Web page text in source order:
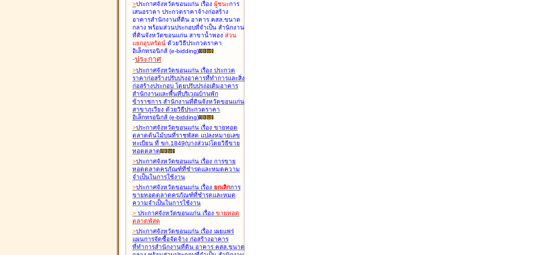
>ประกาศจังหวัดขอนแก่น เรื่อง ผู้ชนะการ
เสนอราคา ประกวดราคาจ้างก่อสร้าง
อาคารสำนักงานที่ดิน อาคาร คสล.ขนาด
กลาง พร้อมส่วนประกอบที่จำเป็น สำนักงาน
ที่ดินจังหวัดขอนแก่น สาขาน้ำพอง ส่วน
แยกอุบลรัตน์ ด้วยวิธีประกวดราคา
อิเล็กทรอนิกส์ (e-bidding)
-ประกาศ
>ประกาศจังหวัดขอนแก่น เรื่อง ประกวด
ราคาก่อสร้างปรับปรุงอาคารที่ทำการและสิ่ง
ก่อสร้างประกอบ โดยปรับปรุง่อเติมอาคาร
สำนักงานและพื้นที่บริเวณบ้านพัก
ข้าราชการ สำนักงานที่ดินจังหวัดขอนแก่น
สาขาภูเวียง ด้วยวิธีประกวดราคา
อิเล็กทรอนิกส์ (e-bidding)
>ประกาศจังหวัดขอนแก่น เรื่อง ขายทอด
ตลาดต้นไม้บนที่ราชพัสดุ แปลงหมายเลข
ทะเบียน ที่ ขก.1849(บางส่วน)โดยวิธีขาย
ทอดตลาด
>ประกาศจังหวัดขอนแก่น เรื่อง การขาย
ทอดตลาดครุภัณฑ์ที่ชำรุดและหมดความ
จำเป็นในการใช้งาน
>ประกาศจังหวัดขอนแก่น เรื่อง ยกเลิกการ
ขายทอดตลาดครุภัณฑ์ที่ชำรุดและหมด
ความจำเป็นในการใช้งาน
> ประกาศจังหวัดขอนแก่น เรื่อง ขายทอด
ตลาดพัสดุ
>ประกาศจังหวัดขอนแก่น เรื่อง เผยแพร่
แผนการจัดซื้อจัดจ้าง ก่อสร้างอาคาร
ที่ทำการสำนักงานที่ดิน อาคาร คสล.ขนาด